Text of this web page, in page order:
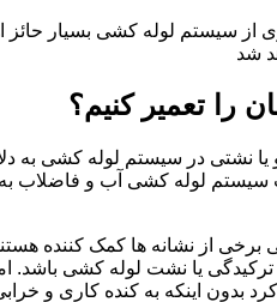
از سیستم لوله کشی بسیار
شد
را تعمیر کنیم؟
نشتی در سیستم لوله کشی به
لوله کشی آب و فاضلاب
برخی از نشانه ها کمک کننده
ترکیدگی یا نشت لوله کشی
بدون اینکه به کنده کاری و